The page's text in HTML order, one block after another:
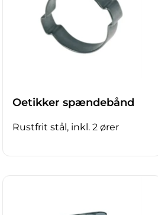
Oetikker spændebånd
Rustfrit stål, inkl. 2 ører